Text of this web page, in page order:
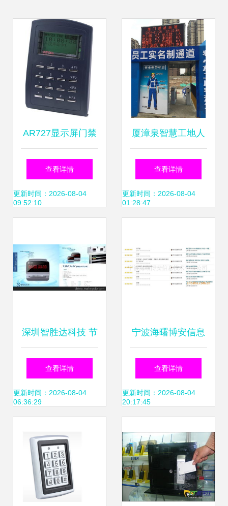
AR727显示屏门禁
一体机 智能门禁考
勤的未来之选
查看详情
更新时间：2026-08-04
09:52:10
厦漳泉智慧工地人
行通道门禁与考勤
系统的实现路径
查看详情
更新时间：2026-08-04
01:28:47
深圳智胜达科技 节
能环保领域的智能
一体化管控解决方
查看详情
更新时间：2026-08-04
06:36:29
宁波海曙博安信息
技术推出高效耐用
考勤新选择 中控
升级产品深度解析
查看详情
更新时间：2026-08-04
20:17:45